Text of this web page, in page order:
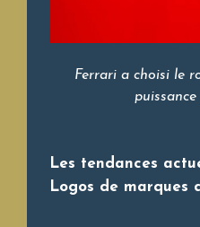
Ferrari a choisi le
Les tendances
Logos de marques